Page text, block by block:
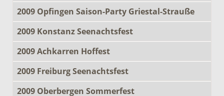
2009 Opfingen Saison-Party Griestal-Strauße
2009 Konstanz Seenachtsfest
2009 Achkarren Hoffest
2009 Freiburg Seenachtsfest
2009 Oberbergen Sommerfest